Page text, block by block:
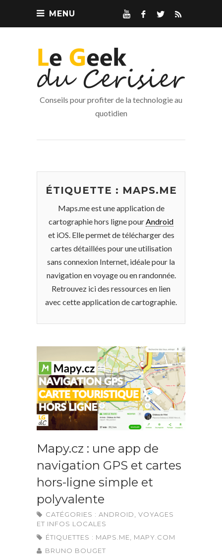
MENU
Conseils pour profiter de la technologie au
quotidien
ÉTIQUETTE : MAPS.ME
Maps.me est une application de
cartographie hors ligne pourAndroid
et iOS. Elle permet de télécharger des
cartes détaillées pour une utilisation
sans connexion Internet, idéale pour la
navigation en voyage ou en randonnée.
Retrouvez ici des ressources en lien
avec cette application de cartographie.
Mapy.cz : une app de
navigation GPS et cartes
hors-ligne simple et
polyvalente
CATÉGORIES : ANDROID
VOYAGES
ET INFOS LOCALES
ÉTIQUETTES : MAPS.ME
MAPY.COM
BRUNO BOUGET